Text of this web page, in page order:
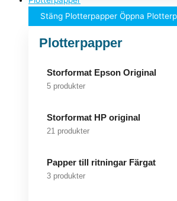
Stäng Plotterpapper Öppna
Plotterpapper
Storformat Epson Original
5 produkter
Storformat HP original
21 produkter
Papper till ritningar Färgat
3 produkter